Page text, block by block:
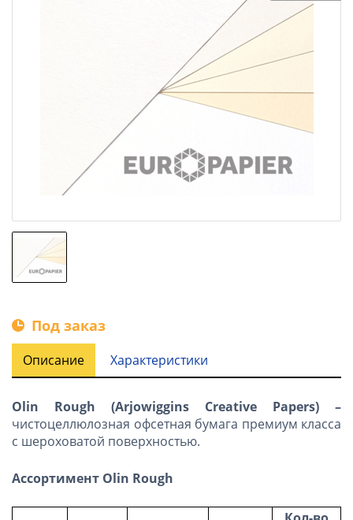
Под заказ
Описание Характеристики
Olin Rough (Arjowiggins Creative Papers) –
чистоцеллюлозная офсетная бумага премиум класса
с шероховатой поверхностью.
Ассортимент Olin Rough